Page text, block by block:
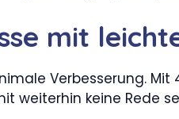
mit
Verbesserung.
weiterhin keine Rede